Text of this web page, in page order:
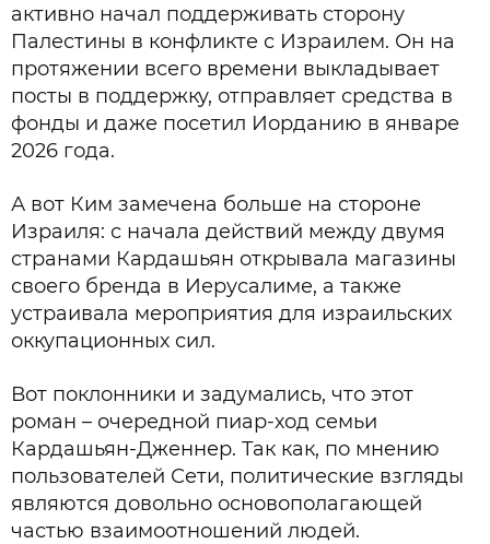
активно начал поддерживать сторону
Палестины в конфликте с Израилем. Он на
протяжении всего времени выкладывает
посты в поддержку, отправляет средства в
фонды и даже посетил Иорданию в январе
2026 года.
А вот Ким замечена больше на стороне
Израиля: с начала действий между двумя
странами Кардашьян открывала магазины
своего бренда в Иерусалиме, а также
устраивала мероприятия для израильских
оккупационных сил.
Вот поклонники и задумались, что этот
роман – очередной пиар-ход семьи
Кардашьян-Дженнер. Так как, по мнению
пользователей Сети, политические взгляды
являются довольно основополагающей
частью взаимоотношений людей.